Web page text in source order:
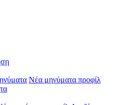
Νέα μηνύματα προφίλ